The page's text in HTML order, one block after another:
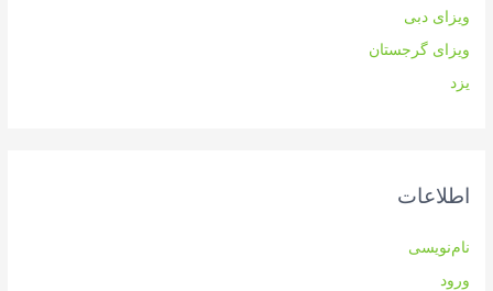
ویزای دبی
ویزای گرجستان
یزد
اطلاعات
نام‌نویسی
ورود